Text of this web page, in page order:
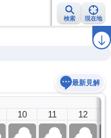
検索 現在地
ラ
最新見解
10 11 12